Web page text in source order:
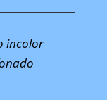
incolor